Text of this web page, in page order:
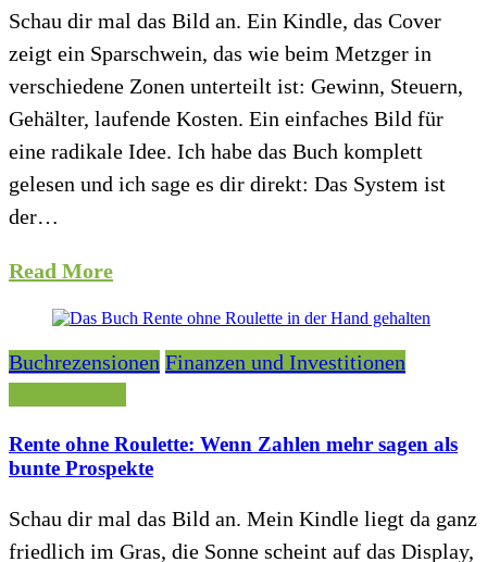
Schau dir mal das Bild an. Ein Kindle, das Cover
zeigt ein Sparschwein, das wie beim Metzger in
verschiedene Zonen unterteilt ist: Gewinn, Steuern,
Gehälter, laufende Kosten. Ein einfaches Bild für
eine radikale Idee. Ich habe das Buch komplett
gelesen und ich sage es dir direkt: Das System ist
der…
Read More
Buchrezensionen Finanzen und Investitionen
Rente ohne Roulette: Wenn Zahlen mehr sagen als
bunte Prospekte
Schau dir mal das Bild an. Mein Kindle liegt da ganz
friedlich im Gras, die Sonne scheint auf das Display,